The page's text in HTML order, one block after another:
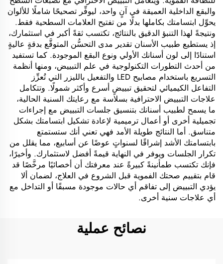
والبقع الداخلية العميقة في آنٍ واحد، ليوفِّر تصحيحًا شاملًا للألوان
يحوِّل ابتسامتك بكاملها بدلًا من تفتيح العلامات السطحية فقط.
ونتيجةً لهذا التنبؤ الدقيق بالنتائج، تكتسب ثقةً أكبر في استثمارك،
إذ يستطيع طبيب الأسنان تقدير مدى التحسُّن المتوقَّع بدقةٍ عاليةٍ
استنادًا إلى لون أسنانك الأولي ونوع البقع الموجودة. كما تستفيد
من أحدث التطورات التكنولوجية في علم التبييض، ومنها أنظمة
التسريع باستخدام مصابيح LED والتفعيل بالليزر التي تُعزِّز
التفاعل الكيميائي لتحقيق تبييضٍ أسرع وأكثر شمولًا. وتتكامل
علاجات التبييض الاحترافية بسلاسة مع رعايتك السنية الحالية،
ما يسمح لطبيب أسنانك بتنسيق جلسات التبييض مع إجراءات
تجميلية أخرى أو أعمال ترميمية لإعادة تشكيل ابتسامتك بشكل
متناسق. أما النتائج طويلة الأمد فهي تعني أنك ستستمتع
بابتسامتك الأشد إشراقًا لسنواتٍ عوضًا عن أسابيع، مما يقلل من
تكرار الجلسات ويوفر في النهاية قيمةً أفضل لاستثمارك. وأخيرًا،
فإنك تكتسب طمأنينةً كبيرةً عند معرفتك أن أخصائيًا مرخَّصًا قد
قام بتقييم صحتك الفموية قبل الشروع في العلاج، لضمان ألا
يؤدي التبييض إلى تفاقم أي حالات موجودة مسبقًا أو التداخل مع
أي علاجات سنية أخرى.
نصائح عملية